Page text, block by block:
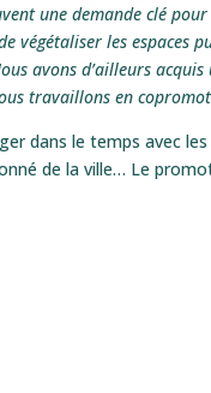
une demande clé
végétaliser les espaces
avons d’ailleurs
travaillons en
dans le temps avec
de la ville… Le